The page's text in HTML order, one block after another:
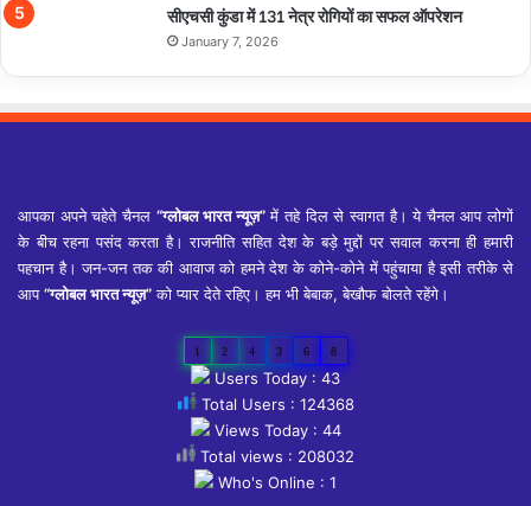
सीएचसी कुंडा में 131 नेत्र रोगियों का सफल ऑपरेशन
January 7, 2026
आपका अपने चहेते चैनल “ग्लोबल भारत न्यूज़”में तहे दिल से स्वागत है। ये चैनल आप लोगों
के बीच रहना पसंद करता है। राजनीति सहित देश के बड़े मुद्दों पर सवाल करना ही हमारी
पहचान है। जन-जन तक की आवाज को हमने देश के कोने-कोने में पहुंचाया है इसी तरीके से
आप“ग्लोबल भारत न्यूज़”को प्यार देते रहिए। हम भी बेबाक, बेखौफ बोलते रहेंगे।
1 2 4 3 6 8
Users Today : 43
Total Users : 124368
Views Today : 44
Total views : 208032
Who's Online : 1